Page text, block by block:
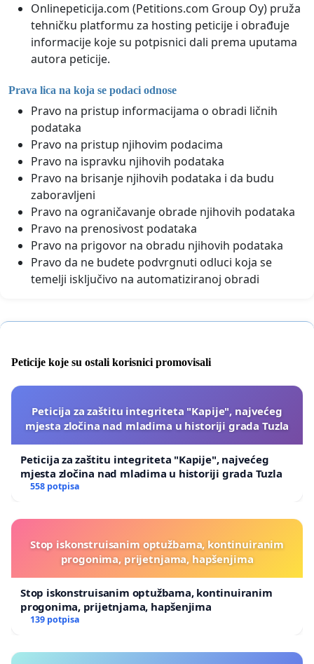
Onlinepeticija.com (Petitions.com Group Oy) pruža
tehničku platformu za hosting peticije i obrađuje
informacije koje su potpisnici dali prema uputama
autora peticije.
Prava lica na koja se podaci odnose
Pravo na pristup informacijama o obradi ličnih
podataka
Pravo na pristup njihovim podacima
Pravo na ispravku njihovih podataka
Pravo na brisanje njihovih podataka i da budu
zaboravljeni
Pravo na ograničavanje obrade njihovih podataka
Pravo na prenosivost podataka
Pravo na prigovor na obradu njihovih podataka
Pravo da ne budete podvrgnuti odluci koja se
temelji isključivo na automatiziranoj obradi
Peticije koje su ostali korisnici promovisali
Peticija za zaštitu integriteta "Kapije", najvećeg
mjesta zločina nad mladima u historiji grada Tuzla
Peticija za zaštitu integriteta "Kapije", najvećeg
mjesta zločina nad mladima u historiji grada Tuzla
558 potpisa
Stop iskonstruisanim optužbama, kontinuiranim
progonima, prijetnjama, hapšenjima
Stop iskonstruisanim optužbama, kontinuiranim
progonima, prijetnjama, hapšenjima
139 potpisa